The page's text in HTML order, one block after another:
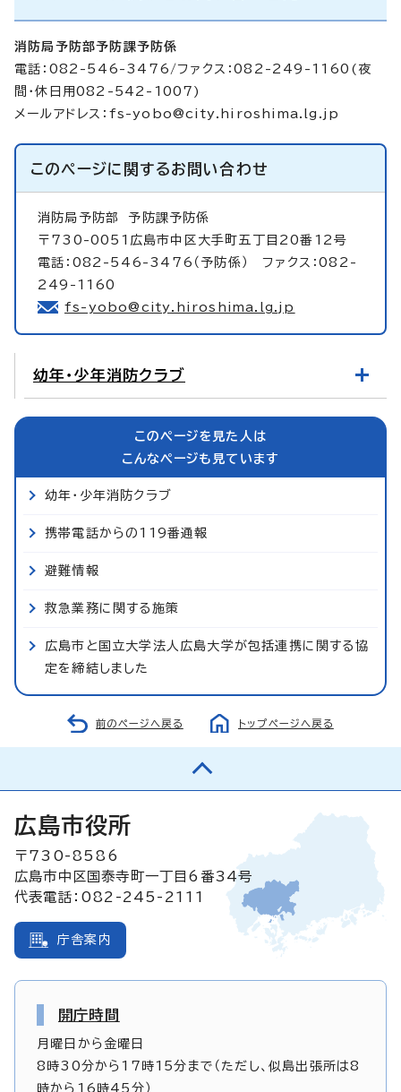
消防局予防部予防課予防係
電話：082-546-3476/ファクス：082-249-1160(夜
間・休日用082-542-1007)
メールアドレス： fs-yobo@city.hiroshima.lg.jp
このページに関するお問い合わせ
消防局予防部予防課予防係
〒730-0051広島市中区大手町五丁目20番12号
電話：082-546-3476（予防係） ファクス：082-
249-1160
fs-yobo@city.hiroshima.lg.jp
幼年・少年消防クラブ
このページを見た人は
こんなページも見ています
幼年・少年消防クラブ
携帯電話からの119番通報
避難情報
救急業務に関する施策
広島市と国立大学法人広島大学が包括連携に関する協
定を締結しました
前のページへ戻る トップページへ戻る
広島市役所
〒730-8586
広島市中区国泰寺町一丁目6番34号
代表電話：082-245-2111
庁舎案内
開庁時間
月曜日から金曜日
8時30分から17時15分まで（ただし、似島出張所は8
時から16時45分）